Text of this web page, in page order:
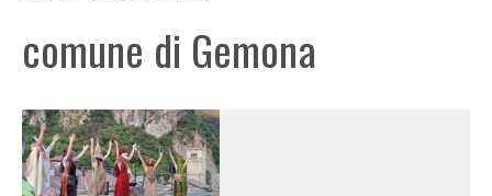
comune di Gemona